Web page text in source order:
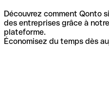
Découvrez comment Qonto
des entreprises grâce à
plateforme.
Économisez du temps dès